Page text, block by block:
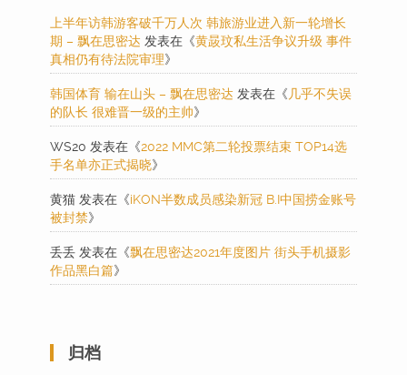
上半年访韩游客破千万人次 韩旅游业进入新一轮增长
期 – 飘在思密达 发表在《黄晸玟私生活争议升级 事件
真相仍有待法院审理》
韩国体育 输在山头 – 飘在思密达 发表在《几乎不失误
的队长 很难晋一级的主帅》
WS20 发表在《2022 MMC第二轮投票结束 TOP14选
手名单亦正式揭晓》
黄猫 发表在《iKON半数成员感染新冠 B.I中国捞金账号
被封禁》
丢丢 发表在《飘在思密达2021年度图片 街头手机摄影
作品黑白篇》
归档